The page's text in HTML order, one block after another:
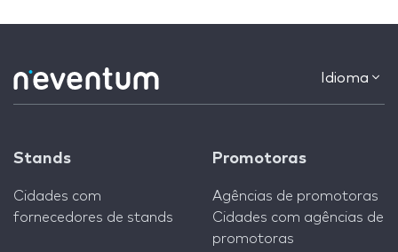
Idioma
Stands
Cidades com
fornecedores de stands
Promotoras
Agências de promotoras
Cidades com agências de
promotoras